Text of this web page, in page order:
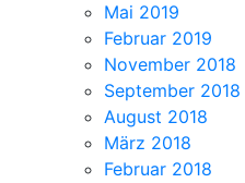
Mai 2019
Februar 2019
November 2018
September 2018
August 2018
März 2018
Februar 2018